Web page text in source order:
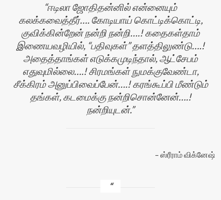
ஈடிலா ஜோதிதன்னில் என்னையும்
கலக்கவைத்தீர்…. கோடியாய் கொட்டிக்கொட்டி,
குவிக்கின்றேன் நன்றி நன்றி….! கதைகள்தாம்
இணையவழியில், “பதிவுகள்” தளத்திலுண்டு….!
அதைத்தாங்கள் எடுக்கமுடிந்தால், ஆட்சேபம்
எதுவுமில்லை….! சிரமங்கள் நுமக்குவேண்டா,
சீக்கிரம் அனுப்பிவைப்பேன்….! கரங்கூப்பி மீண்டும்
தங்கள், கடமைக்கு நன்றிசொன்னேன்….!
நன்றியுடன்.
ஸ்ரீராம் விக்னேஷ்